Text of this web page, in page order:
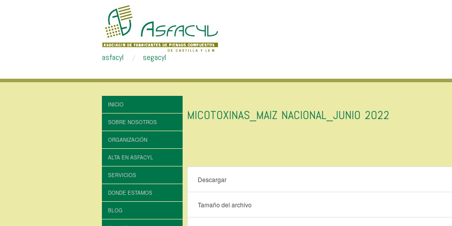
asfacyl segacyl
INICIO
SOBRE NOSOTROS
ORGANIZACIÓN
ALTA EN ASFACYL
SERVICIOS
DONDE ESTAMOS
BLOG
MICOTOXINAS_MAIZ NACIONAL_JUNIO 2022
Descargar
Tamaño del archivo